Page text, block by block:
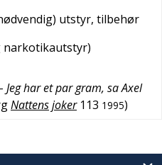
utstyr, tilbehør
narkotikautstyr)
har et par gram, sa Axel
Nattens joker 113 1995)